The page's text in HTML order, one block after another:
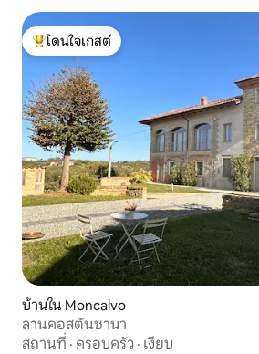
โดนใจเกสต์ที่สุด
โดนใจเกสต์
บ้านใน Moncalvo
ลานคอสตันซานา
สถานที่ · ครอบครัว · เงียบ